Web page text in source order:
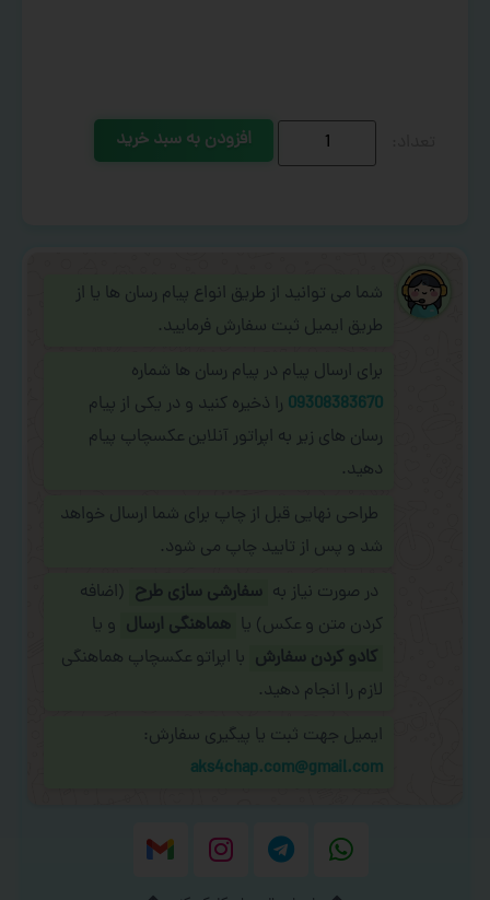
افزودن به سبد خرید
شما می توانید از طریق انواع پیام رسان ها یا از
طریق ایمیل ثبت سفارش فرمایید.
برای ارسال پیام در پیام رسان ها شماره
09308383670 را ذخیره کنید و در یکی از پیام
رسان های زیر به اپراتور آنلاین عکسچاپ پیام
دهید.
طراحی نهایی قبل از چاپ برای شما ارسال خواهد
شد و پس از تایید چاپ می شود.
در صورت نیاز به سفارشی سازی طرح (اضافه
کردن متن و عکس) یا هماهنگی ارسال و یا
کادو کردن سفارش با اپراتو عکسچاپ هماهنگی
لازم را انجام دهید.
ایمیل جهت ثبت یا پیگیری سفارش:
aks4chap.com@gmail.com